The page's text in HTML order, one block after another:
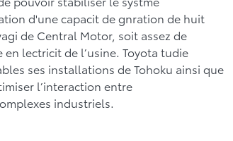
d'une capacit de gnration de huit
de Central Motor, soit assez de
lectricit de l’usine. Toyota tudie
ses installations de Tohoku ainsi que
l’interaction entre
industriels.